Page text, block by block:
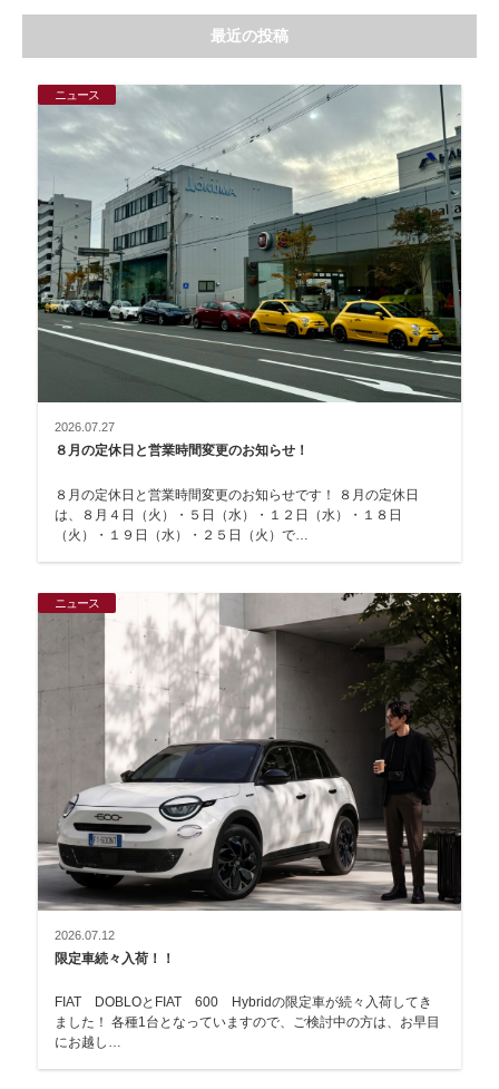
最近の投稿
ニュース
2026.07.27
８月の定休日と営業時間変更のお知らせ！
８月の定休日と営業時間変更のお知らせです！ ８月の定休日
は、８月４日（火）・５日（水）・１２日（水）・１８日
（火）・１９日（水）・２５日（火）で…
ニュース
2026.07.12
限定車続々入荷！！
FIAT DOBLOとFIAT 600 Hybridの限定車が続々入荷してき
ました！ 各種1台となっていますので、ご検討中の方は、お早目
にお越し…